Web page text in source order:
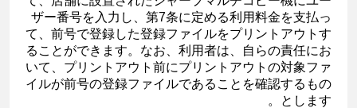
ザー番号を入力し、第7条に定める利用料金を支払っ
て、前号で登録した登録ファイルをプリントアウトす
ることができます。なお、利用者は、自らの責任にお
いて、プリントアウト前にプリントアウトの対象ファ
イルが前号の登録ファイルであることを確認するもの
とします。